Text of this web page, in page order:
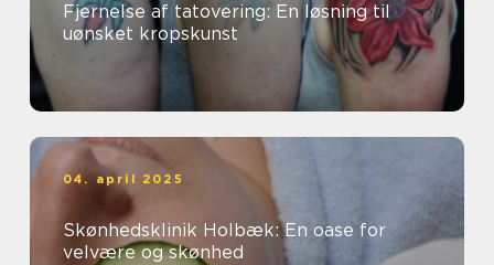
Fjernelse af tatovering: En løsning til
uønsket kropskunst
04. april 2025
Skønhedsklinik Holbæk: En oase for
velvære og skønhed